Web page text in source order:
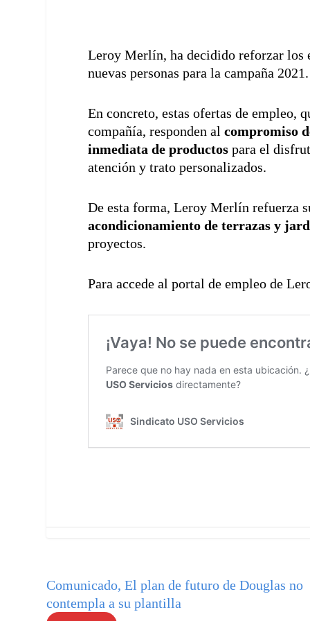
Leroy Merlín, ha decidido reforzar los
nuevas personas para la campaña 2021.
En concreto, estas ofertas de empleo,
compañía, responden alcompromiso
inmediata de productos para el
atención y trato personalizados.
De esta forma, Leroy Merlín refuerza
acondicionamiento de terrazas y
proyectos.
Para accede al portal de empleo de
Comunicado, El plan de futuro de Douglas no
contempla a su plantilla